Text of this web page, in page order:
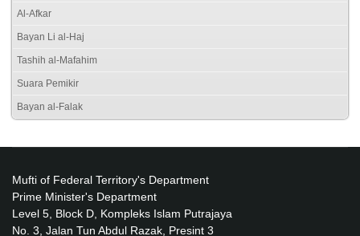
Al-Afkar
Bayan Li al-Haj
Tashih al-Mafahim
Suara Pemikir
Bayan al-Falak
Mufti of Federal Territory's Department
Prime Minister's Department
Level 5, Block D, Kompleks Islam Putrajaya
No. 3, Jalan Tun Abdul Razak, Presint 3